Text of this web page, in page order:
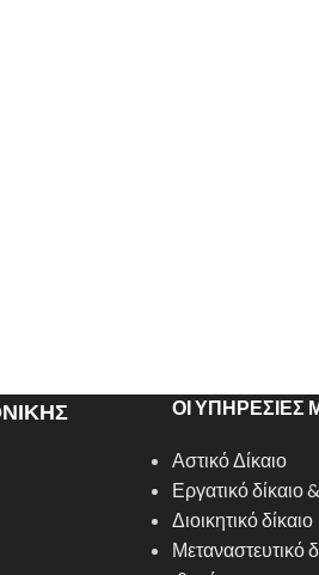
ΟΙ ΥΠΗΡΕΣΙΕΣ
Αστικό Δίκαιο
Εργατικό δίκαιο
Διοικητικό δίκαιο
Μεταναστευτικό